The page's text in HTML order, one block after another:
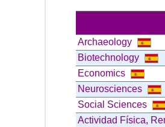
Archaeology
Biotechnology
Economics
Neurosciences
Social Sciences
Actividad Física,